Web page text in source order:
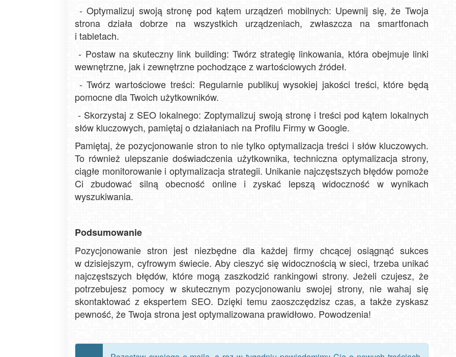
- Optymalizuj swoją stronę pod kątem urządzeń mobilnych: Upewnij się, że Twoja
strona działa dobrze na wszystkich urządzeniach, zwłaszcza na smartfonach
i tabletach.
- Postaw na skuteczny link building: Twórz strategię linkowania, która obejmuje linki
wewnętrzne, jak i zewnętrzne pochodzące z wartościowych źródeł.
- Twórz wartościowe treści: Regularnie publikuj wysokiej jakości treści, które będą
pomocne dla Twoich użytkowników.
- Skorzystaj z SEO lokalnego: Zoptymalizuj swoją stronę i treści pod kątem lokalnych
słów kluczowych, pamiętaj o działaniach na Profilu Firmy w Google.
Pamiętaj, że pozycjonowanie stron to nie tylko optymalizacja treści i słów kluczowych.
To również ulepszanie doświadczenia użytkownika, techniczna optymalizacja strony,
ciągłe monitorowanie i optymalizacja strategii. Unikanie najczęstszych błędów pomoże
Ci zbudować silną obecność online i zyskać lepszą widoczność w wynikach
wyszukiwania.
Podsumowanie
Pozycjonowanie stron jest niezbędne dla każdej firmy chcącej osiągnąć sukces
w dzisiejszym, cyfrowym świecie. Aby cieszyć się widocznością w sieci, trzeba unikać
najczęstszych błędów, które mogą zaszkodzić rankingowi strony. Jeżeli czujesz, że
potrzebujesz pomocy w skutecznym pozycjonowaniu swojej strony, nie wahaj się
skontaktować z ekspertem SEO. Dzięki temu zaoszczędzisz czas, a także zyskasz
pewność, że Twoja strona jest optymalizowana prawidłowo. Powodzenia!